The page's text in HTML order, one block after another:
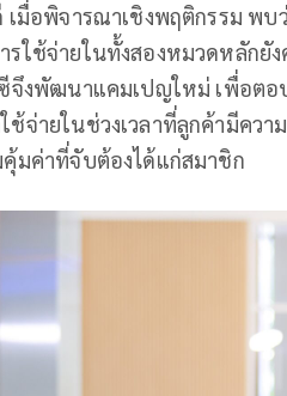
เมื่อพิจารณาเชิงพฤติกรรม พ
รใช้จ่ายในทั้งสองหมวดหลักยั
จึงพัฒนาแคมเปญใหม่ เพื่อต
จ่ายในช่วงเวลาที่ลูกค้ามีควา
คุ้มค่าที่จับต้องได้แก่สมาชิก